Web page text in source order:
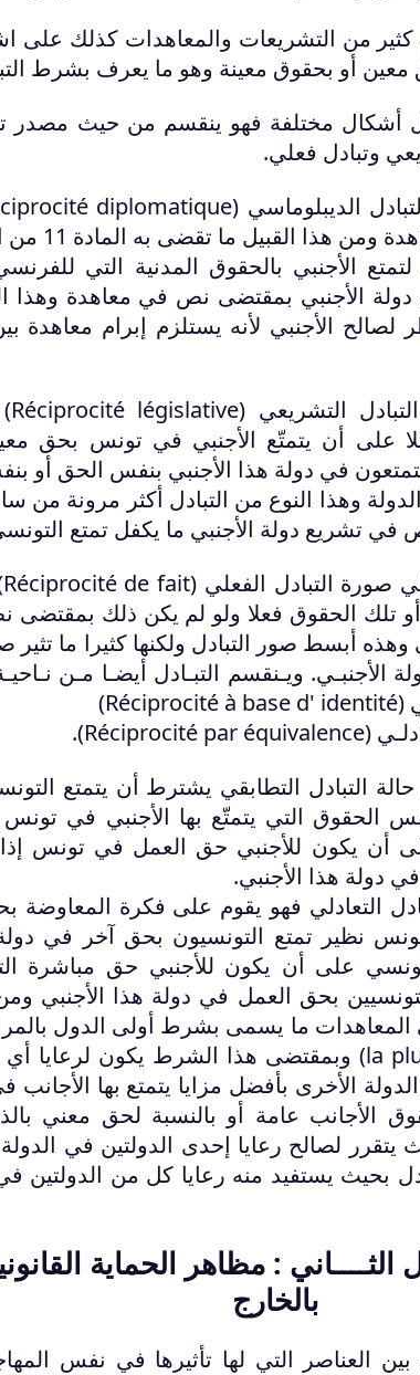
من التشريعات والمعاهدات كذلك على
معين أو بحقوق معينة وهو ما يعرف بشرط
أشكال مختلفة فهو ينقسم من حيث مصدر
وتبادل فعلي.
الديبلوماسي (diplomatique
نص في
الأجنبي بالحقوق المدنية التي
الأجنبي بمقتضى نص في معاهدة وهذا
لصالح الأجنبي لأنه يستلزم إبرام معاهدة
التشريعي (Réciprocité législative
على أن يتمتّع الأجنبي في تونس بحق
في دولة هذا الأجنبي بنفس الحق
وهذا النوع من التبادل أكثر مرونة من
تشريع دولة الأجنبي ما يكفل تمتع
صورة التبادل الفعلي (Réciprocité de fait
تلك الحقوق فعلا ولو لم يكن ذلك
وهذه أبسط صور التبادل ولكنها كثيرا ما
الأجنبـي. ويـنقسم التبـادل أيضـا مـن
(
Réciprocité à base d' identité
)
(
Réciprocité par équivalence
).
التبادل التطابقي يشترط أن يتمتع
الحقوق التي يتمتّع بها الأجنبي في
أن يكون للأجنبي حق العمل في تونس إذا
دولة هذا الأجنبي.
التعادلي فهو يقوم على فكرة المعاوضة
نظير تمتع التونسيون بحق آخر في
على أن يكون للأجنبي حق مباشرة
بحق العمل في دولة هذا الأجنبي
المعاهدات ما يسمى بشرط أولى الدول
la) وبمقتضى هذا الشرط يكون لرعايا أي
الأخرى بأفضل مزايا يتمتع بها
الأجانب عامة أو بالنسبة لحق معني
يتقرر لصالح رعايا إحدى الدولتين في الدولة
بحيث يستفيد منه رعايا كل من الدولتين
الثــــاني : مظاهر الحماية
بالخارج
العناصر التي لها تأثيرها في نفس